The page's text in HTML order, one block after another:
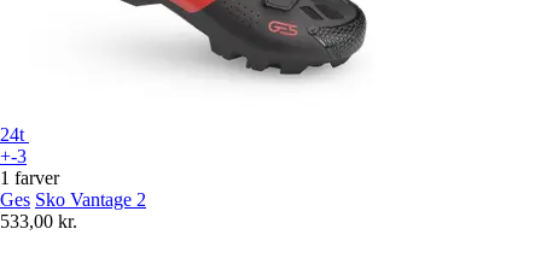
24t
+-3
1 farver
Ges Sko Vantage 2
533,00 kr.